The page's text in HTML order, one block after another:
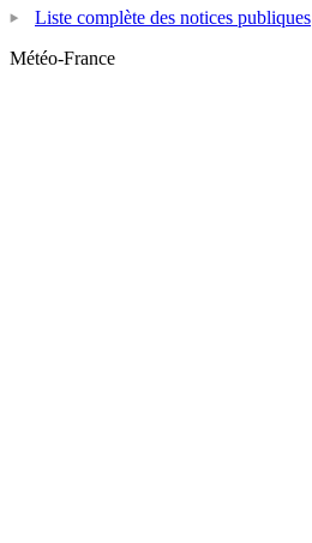
Liste complète des notices publiques
Météo-France